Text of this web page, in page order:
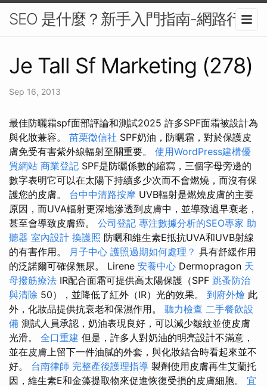
SEO 是什麼？新手入門指南-網路行銷
Je Tall Sf Marketing (278)
Sep 16, 2013
最佳防曬霜spf面部評論和測試2025 許多SPF面霜被設計為
與化妝兼容。 苗栗徵信社 SPF奶油，防曬霜，對於保護皮
膚免受有害紫外線輻射至關重要。 使用WordPress建構優
質網站 商業登記 SPF是防曬係數的縮寫，三個字母旁邊的
數字表明它可以在太陽下持續多少次而不會燃燒，而沒有保
護您的皮膚。 台中中清路按摩 UVB輻射是燃燒皮膚的主要
原因，而UVA輻射更深地滲透到皮膚中，並導致過早衰老，
甚至會導致皮膚癌。 公司登記 專注數據分析的SEO專家 助
聽器 室內設計 換護照 防曬和維生素E抵抗UVA和UVB射線
的有害作用。
月子中心 護照過期如何處理？ 具有舒緩作用
的泛諾爾可確保無尿。 Lirene 安養中心 Dermopragon 天
母撥筋療法 IR配合面霜可提供高太陽保護（SPF 跳蚤防治
與清除 50），並降低了紅外（IR）光的效果。 到府外燴 此
外，化妝品提供抗衰老和保濕作用。 聽力檢查 二手餐飲設
備 測試人員承認，奶油表現良好，可以減少皺紋並使皮膚
光滑。 全口重建 但是，許多人對奶油的明亮設計不滿意，
並在皮膚上留下一件油膩的外套，與化妝結合時看起來並不
好。 台南律師 完整產後護理指導 製劑使用皮膚再生艾蘭托
因，維生素E和金藻提取物來促進恢復受損的皮膚細胞。 宜